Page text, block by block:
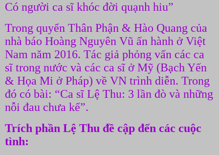
Có người ca sĩ khóc đời quạnh hiu”
Trong quyển Thân Phận & Hào Quang của
nhà báo Hoàng Nguyên Vũ ấn hành ở Việt
Nam năm 2016. Tác giả phỏng vấn các ca
sĩ trong nước và các ca sĩ ở Mỹ (Bạch Yến
& Họa Mi ở Pháp) về VN trình diễn. Trong
đó có bài: “Ca sĩ Lệ Thu: 3 lần đò và những
nỗi đau chưa kể”.
Trích phần Lệ Thu đề cập đến các cuộc
tình: